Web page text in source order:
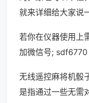
就来详细给大家说
若你在仪器使用上
加微信号; sdf6770
无线遥控麻将机骰
是指通过一些无需